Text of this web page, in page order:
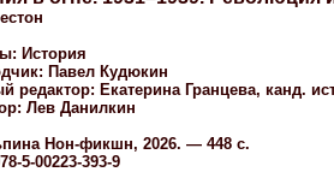
История
Павел Кудюкин
редактор: Екатерина Гранцева, канд.
Лев Данилкин
Нон-фикшн, 2026. — 448 с.
5-00223-393-9